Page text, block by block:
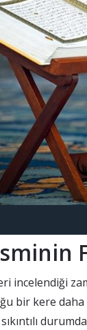
incelendiği
bir kere